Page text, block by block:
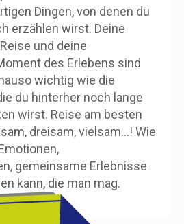
Dingen, von denen du
erzählen wirst. Deine
und deine
des Erlebens sind
wichtig wie die
du hinterher noch lange
wirst. Reise am besten
dreisam, vielsam…! Wie
gemeinsame Erlebnisse
kann, die man mag.